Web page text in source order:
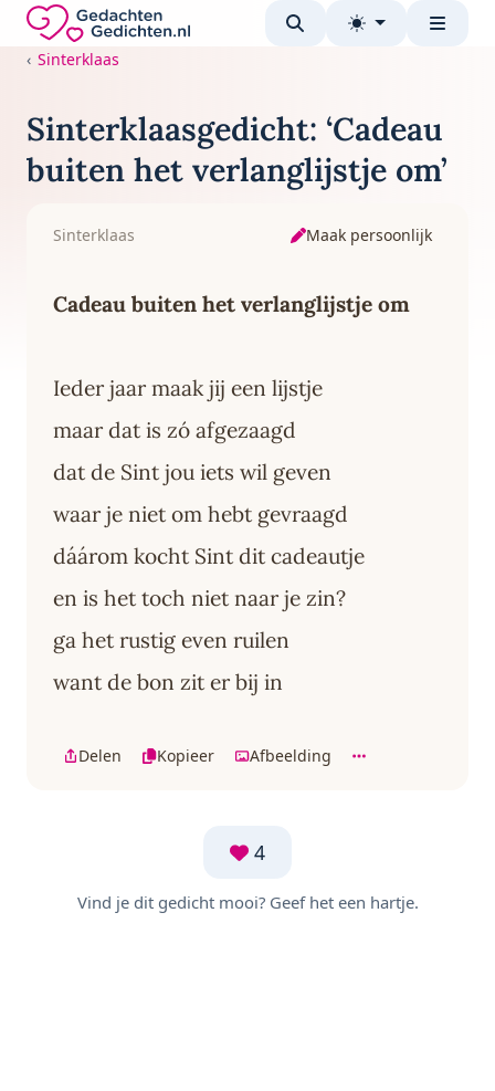
Direct naar de inhoud
Gedachten-Gedichten.nl — naar de homepage
Sinterklaas
Sinterklaasgedicht: ‘Cadeau
buiten het verlanglijstje om’
Sinterklaas Maak persoonlijk
Cadeau buiten het verlanglijstje om
Ieder jaar maak jij een lijstje
maar dat is zó afgezaagd
dat de Sint jou iets wil geven
waar je niet om hebt gevraagd
dáárom kocht Sint dit cadeautje
en is het toch niet naar je zin?
ga het rustig even ruilen
want de bon zit er bij in
Delen Kopieer Afbeelding
4
Vind je dit gedicht mooi? Geef het een hartje.